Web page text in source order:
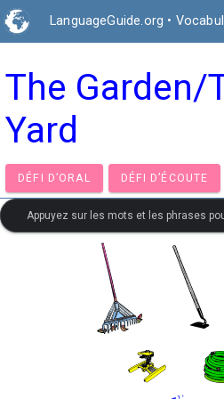
LanguageGuide.org •
The Garden/
Yard
DÉFI D’ORAL DÉFI
Appuyez sur les mots et les phrases